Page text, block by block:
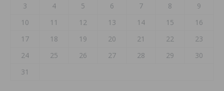
3
4 5 6 7 8
9
10
11 12 13 14 15
16
17
18 19 20 21 22
23
24
25 26 27 28 29
30
31